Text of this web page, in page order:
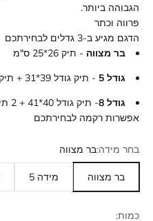
הגבוהה ביותר.
פרווה וכתר
הדגם מגיע ב-3 גדלים
לבחירתכם
בר מצווה - תיק 26*25 ס"מ
גודל 5
- תיק גודל 39*31 + תיק לתפילין 21*24 ס"מ
גודל 8
- תיק גודל 40*41 + 2 תיקים לתפילין בגודל 24*21 ס"מ
אפשרות רקמה לבחירתכם
בחר מידה:בר מצווה
בר מצווה מידה 5
כמות: